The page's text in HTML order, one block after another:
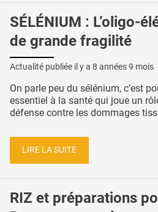
SÉLÉNIUM : L’oligo-
de grande fragilité
Actualité publiée il y a 8 années 9 mois
On parle peu du sélénium, c’est
essentiel à la santé qui joue un
défense contre les dommages
LIRE LA SUITE
RIZ et préparations